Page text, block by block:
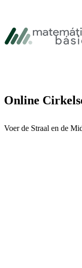
Ga naar voettekst
Online
Voer de Straal en de